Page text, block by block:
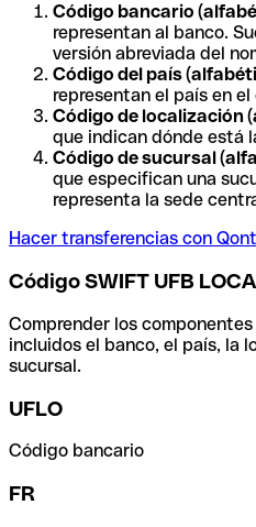
Código bancario
representan al banco.
versión abreviada del
Código del país
representan el país en
Código de localización
que indican dónde está
Código de sucursal
que especifican una
representa la sede
Hacer transferencias con
Código SWIFT UFB
Comprender los
incluidos el banco, el país, la
sucursal.
UFLO
Código bancario
FR